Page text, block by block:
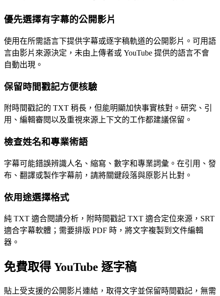
優先選擇有字幕的公開影片
使用在所需語言下提供字幕或逐字稿軌道的公開影片。可用語
言由影片來源決定，未由上傳者或 YouTube 提供的語言不會
自動出現。
保留時間戳記方便核驗
附時間戳記的 TXT 稍長，但能明顯加快事實核對。研究、引
用、編輯審閱以及重視來源上下文的工作都建議保留。
檢查姓名和專業術語
字幕可能錯誤辨識人名、縮寫、數字和專業詞彙。在引用、發
布、翻譯或製作字幕前，請將關鍵段落與原影片比對。
依用途選擇格式
純 TXT 適合閱讀分析，附時間戳記 TXT 適合定位來源，SRT
適合字幕軟體；需要排版 PDF 時，將文字複製到文件編輯
器。
免費取得 YouTube 逐字稿
貼上受支援的公開影片連結，取得文字並保留時間戳記，無需